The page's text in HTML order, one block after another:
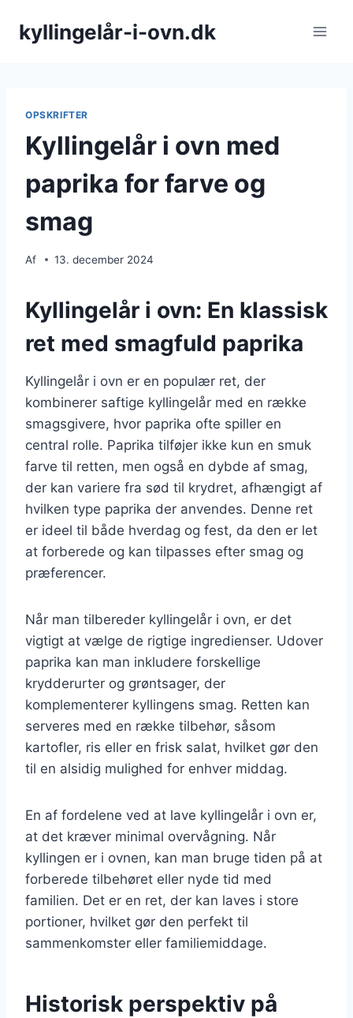
kyllingelår-i-ovn.dk
OPSKRIFTER
Kyllingelår i ovn med
paprika for farve og
smag
Af 13. december 2024
Kyllingelår i ovn: En klassisk
ret med smagfuld paprika
Kyllingelår i ovn er en populær ret, der
kombinerer saftige kyllingelår med en række
smagsgivere, hvor paprika ofte spiller en
central rolle. Paprika tilføjer ikke kun en smuk
farve til retten, men også en dybde af smag,
der kan variere fra sød til krydret, afhængigt af
hvilken type paprika der anvendes. Denne ret
er ideel til både hverdag og fest, da den er let
at forberede og kan tilpasses efter smag og
præferencer.
Når man tilbereder kyllingelår i ovn, er det
vigtigt at vælge de rigtige ingredienser. Udover
paprika kan man inkludere forskellige
krydderurter og grøntsager, der
komplementerer kyllingens smag. Retten kan
serveres med en række tilbehør, såsom
kartofler, ris eller en frisk salat, hvilket gør den
til en alsidig mulighed for enhver middag.
En af fordelene ved at lave kyllingelår i ovn er,
at det kræver minimal overvågning. Når
kyllingen er i ovnen, kan man bruge tiden på at
forberede tilbehøret eller nyde tid med
familien. Det er en ret, der kan laves i store
portioner, hvilket gør den perfekt til
sammenkomster eller familiemiddage.
Historisk perspektiv på